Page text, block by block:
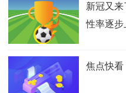
新冠又
性率逐步
焦点快看